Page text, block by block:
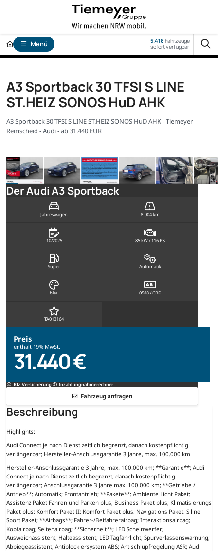
Menü 5.418 Fahrzeuge
sofort verfügbar
A3 Sportback 30 TFSI S LINE
ST.HEIZ SONOS HuD AHK
A3 Sportback 30 TFSI S LINE ST.HEIZ SONOS HuD AHK - Tiemeyer
Remscheid - Audi - ab 31.440 EUR
Der Audi A3 Sportback
Jahreswagen 8.004 km
10/2025 85 kW / 116 PS
Super Automatik
blau 0588 / CBF
TA013164
Preis
enthält 19% MwSt.
31.440 €
Kfz-Versicherung Inzahlungnahmerechner
Fahrzeug anfragen
Beschreibung
Highlights:
Audi Connect je nach Dienst zeitlich begrenzt, danach kostenpflichtig
verlängerbar; Hersteller-Anschlussgarantie 3 Jahre, max. 100.000 km
Hersteller-Anschlussgarantie 3 Jahre, max. 100.000 km; **Garantie**; Audi
Connect je nach Dienst zeitlich begrenzt; danach kostenpflichtig
verlängerbar; Anschlussgarantie 3 Jahre max. 100.000 km; **Getriebe /
Antrieb**; Automatik; Frontantrieb; **Pakete**; Ambiente Licht Paket;
Assistenz Paket Fahren und Parken plus; Business Paket plus; Klimatisierungs
Paket plus; Komfort Paket II; Komfort Paket plus; Navigations Paket; S line
Sport Paket; **Airbags**; Fahrer-/Beifahrerairbag; Interaktionsairbag;
Kopfairbag; Seitenairbag; **Sicherheit**; LED Scheinwerfer;
Ausweichassistent; Halteassistent; LED Tagfahrlicht; Spurverlassenswarnung;
Abbiegeassistent; Antiblockiersystem ABS; Antischlupfregelung ASR; Audi